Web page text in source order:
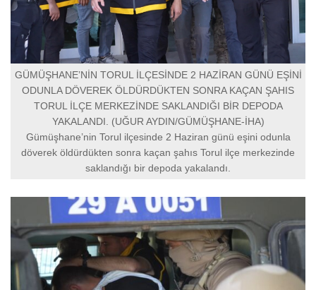
GÜMÜŞHANE’NİN TORUL İLÇESİNDE 2 HAZİRAN GÜNÜ EŞİNİ
ODUNLA DÖVEREK ÖLDÜRDÜKTEN SONRA KAÇAN ŞAHIS
TORUL İLÇE MERKEZİNDE SAKLANDIĞI BİR DEPODA
YAKALANDI. (UĞUR AYDIN/GÜMÜŞHANE-İHA)
Gümüşhane’nin Torul ilçesinde 2 Haziran günü eşini odunla
döverek öldürdükten sonra kaçan şahıs Torul ilçe merkezinde
saklandığı bir depoda yakalandı.